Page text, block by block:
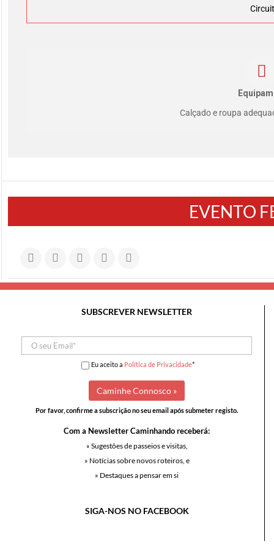
Calçado e roupa
EVENTO
SUBSCREVER NEWSLETTER
Eu aceito a Política de Privacidade*
Por favor, confirme a subscrição no seu email após submeter registo.
Com a Newsletter Caminhando receberá:
» Sugestões de passeios e visitas,
» Notícias sobre novos roteiros, e
» Destaques a pensar em si
SIGA-NOS NO FACEBOOK